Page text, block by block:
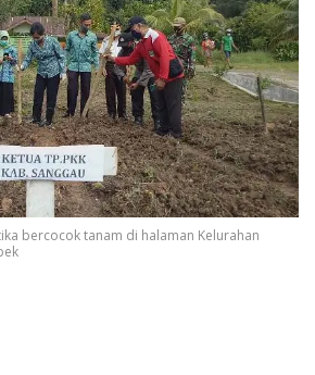
bercocok tanam di halaman Kelurahan